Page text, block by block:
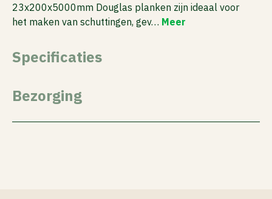
23x200x5000mm Douglas planken zijn ideaal voor
het maken van schuttingen, gev… Meer
Specificaties
Bezorging